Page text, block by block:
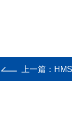
上一篇：